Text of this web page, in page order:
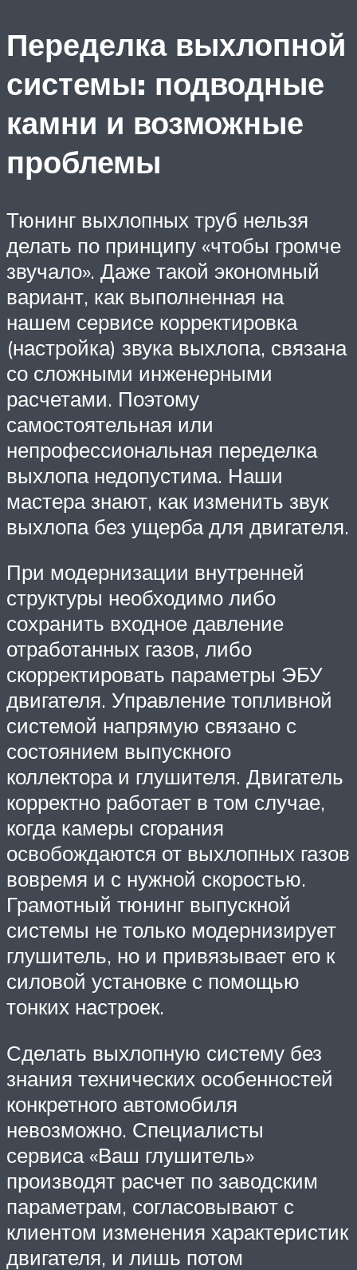
Переделка выхлопной
системы: подводные
камни и возможные
проблемы
Тюнинг выхлопных труб нельзя
делать по принципу «чтобы громче
звучало». Даже такой экономный
вариант, как выполненная на
нашем сервисе корректировка
(настройка) звука выхлопа, связана
со сложными инженерными
расчетами. Поэтому
самостоятельная или
непрофессиональная переделка
выхлопа недопустима. Наши
мастера знают, как изменить звук
выхлопа без ущерба для двигателя.
При модернизации внутренней
структуры необходимо либо
сохранить входное давление
отработанных газов, либо
скорректировать параметры ЭБУ
двигателя. Управление топливной
системой напрямую связано с
состоянием выпускного
коллектора и глушителя. Двигатель
корректно работает в том случае,
когда камеры сгорания
освобождаются от выхлопных газов
вовремя и с нужной скоростью.
Грамотный тюнинг выпускной
системы не только модернизирует
глушитель, но и привязывает его к
силовой установке с помощью
тонких настроек.
Сделать выхлопную систему без
знания технических особенностей
конкретного автомобиля
невозможно. Специалисты
сервиса «Ваш глушитель»
производят расчет по заводским
параметрам, согласовывают с
клиентом изменения характеристик
двигателя, и лишь потом